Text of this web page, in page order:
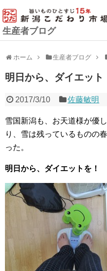
生産者ブログ
ホーム 生産者ブログ
明日から、ダイエット
2017/3/10 佐藤敏明
雪国新潟も、お天道様が優
り、雪は残っているものの
った。
明日から、ダイエットを！